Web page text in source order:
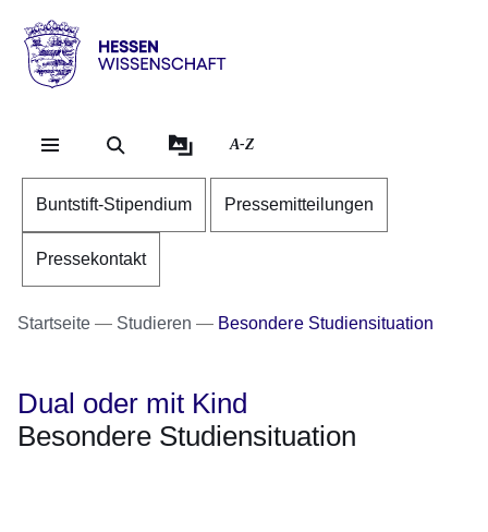
Hessen
Wissenschaft
A-Z
Buntstift-Stipendium Pressemitteilungen
Pressekontakt
Startseite Studieren Besondere Studiensituation
Dual oder mit Kind
Besondere Studiensituation